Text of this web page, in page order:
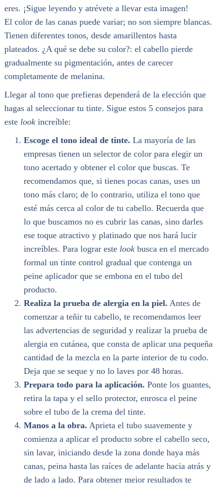
eres. ¡Sigue leyendo y atrévete a llevar esta imagen!
El color de las canas puede variar; no son siempre blancas.
Tienen diferentes tonos, desde amarillentos hasta
plateados. ¿A qué se debe su color?: el cabello pierde
gradualmente su pigmentación, antes de carecer
completamente de melanina.
Llegar al tono que prefieras dependerá de la elección que
hagas al seleccionar tu tinte. Sigue estos 5 consejos para
este lookincreíble:
Escoge el tono ideal de tinte. La mayoría de las
empresas tienen un selector de color para elegir un
tono acertado y obtener el color que buscas. Te
recomendamos que, si tienes pocas canas, uses un
tono más claro; de lo contrario, utiliza el tono que
esté más cerca al color de tu cabello. Recuerda que
lo que buscamos no es cubrir las canas, sino darles
ese toque atractivo y platinado que nos hará lucir
increíbles. Para lograr este lookbusca en el mercado
formal un tinte control gradual que contenga un
peine aplicador que se embona en el tubo del
producto.
Realiza la prueba de alergia en la piel. Antes de
comenzar a teñir tu cabello, te recomendamos leer
las advertencias de seguridad y realizar la prueba de
alergia en cutánea, que consta de aplicar una pequeña
cantidad de la mezcla en la parte interior de tu codo.
Deja que se seque y no lo laves por 48 horas.
Prepara todo para la aplicación. Ponte los guantes,
retira la tapa y el sello protector, enrosca el peine
sobre el tubo de la crema del tinte.
Manos a la obra. Aprieta el tubo suavemente y
comienza a aplicar el producto sobre el cabello seco,
sin lavar, iniciando desde la zona donde haya más
canas, peina hasta las raíces de adelante hacia atrás y
de lado a lado. Para obtener mejor resultados te